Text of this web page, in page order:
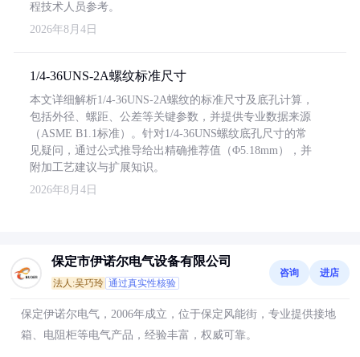
程技术人员参考。
2026年8月4日
1/4-36UNS-2A螺纹标准尺寸
本文详细解析1/4-36UNS-2A螺纹的标准尺寸及底孔计算，
包括外径、螺距、公差等关键参数，并提供专业数据来源
（ASME B1.1标准）。针对1/4-36UNS螺纹底孔尺寸的常
见疑问，通过公式推导给出精确推荐值（Φ5.18mm），并
附加工艺建议与扩展知识。
2026年8月4日
保定市伊诺尔电气设备有限公司
法人:吴巧玲 通过真实性核验
咨询 进店
保定伊诺尔电气，2006年成立，位于保定风能街，专业提供接地
箱、电阻柜等电气产品，经验丰富，权威可靠。